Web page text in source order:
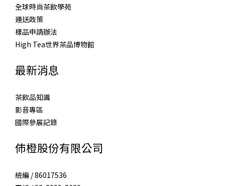
全球時尚茶飲學苑
運送政策
樣品申請辦法
High Tea世界茶品博物館
最新消息
茶飲品知識
影音專區
國際參展記錄
伂橙股份有限公司
統編 / 86017536